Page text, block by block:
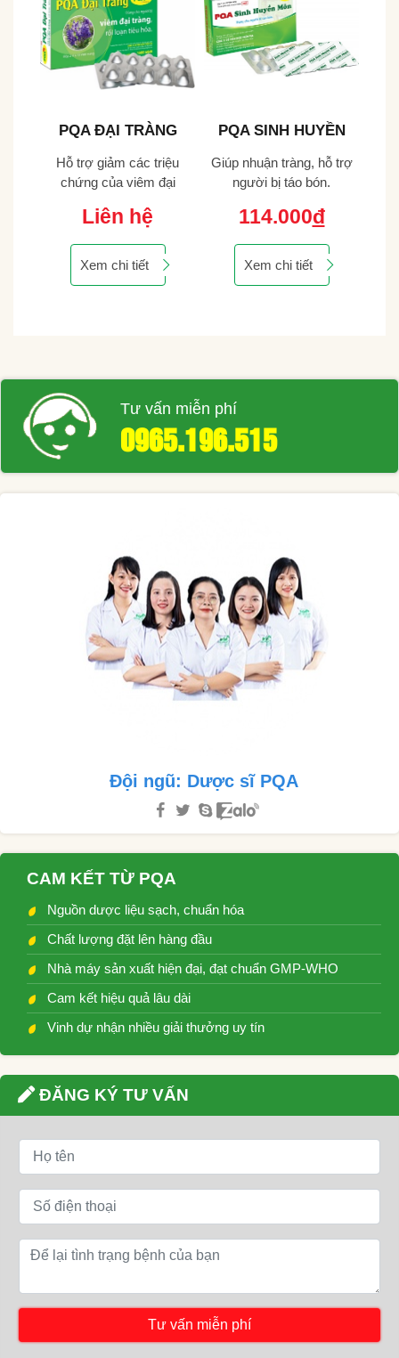
ĐẠI TRÀNG
giảm các triệu
của viêm đại
loạn tiêu hóa.
PQA SINH HUYỀN
Giúp nhuận tràng, hỗ trợ
người bị táo bón.
đ
Xem chi tiết
PQA MỆNH
THỦY
Bồi bổ thận âm,
cường sức
191.000
Xem chi tiết
Tư vấn miễn phí
0965.196.515
Đội ngũ: Dược sĩ PQA
CAM KẾT TỪ PQA
Nguồn dược liệu sạch, chuẩn hóa
Chất lượng đặt lên hàng đầu
Nhà máy sản xuất hiện đại, đạt chuẩn GMP-WHO
Cam kết hiệu quả lâu dài
Vinh dự nhận nhiều giải thưởng uy tín
ĐĂNG KÝ TƯ VẤN
Tư vấn miễn phí